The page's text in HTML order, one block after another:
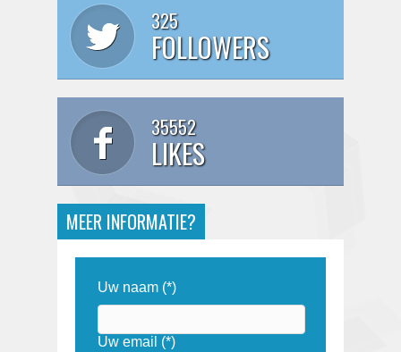
325
FOLLOWERS
35552
LIKES
MEER INFORMATIE?
Uw naam (*)
Uw email (*)